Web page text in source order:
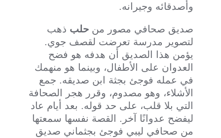
وأصدقائه وجيرانه.
صديق صحافي مصور من حلب ذهب
لتصوير مدرسة تعرضت لقصف جوي.
يؤمن هذا الصديق أن هدفه هو فضح
العدوان على الأطفال، وبينما هو منهمك
في عمله فوجئ بجثة ابن صديقه. جمع
الأشلاء، وهو مصدوم، وقرر هجر الصحافة
التي بلا قلب، على حد قوله. بعد أيام عاد
ليفضح عدوانًا آخر. القصة نفسها سمعتها
من صحافي ليبي فوجئ بجثماني صديق